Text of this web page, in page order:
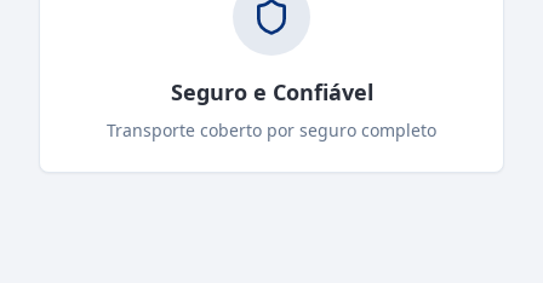
Seguro e Confiável
Transporte coberto por seguro completo